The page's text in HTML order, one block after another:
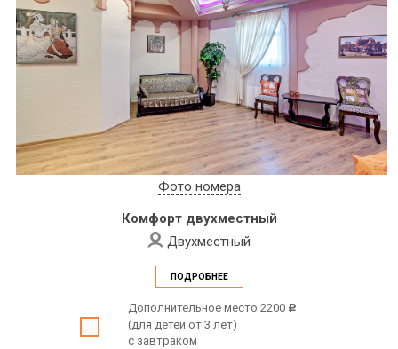
Фото номера
Комфорт двухместный
Двухместный
ПОДРОБНЕЕ
Дополнительное место 2200 c
(для детей от 3 лет)
с завтраком